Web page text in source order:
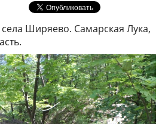
Ширяево. Самарская Лука,